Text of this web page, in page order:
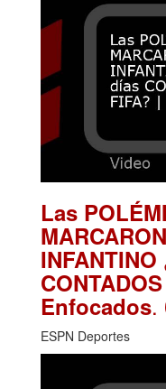
Las
Enfocados.
ESPN Deportes